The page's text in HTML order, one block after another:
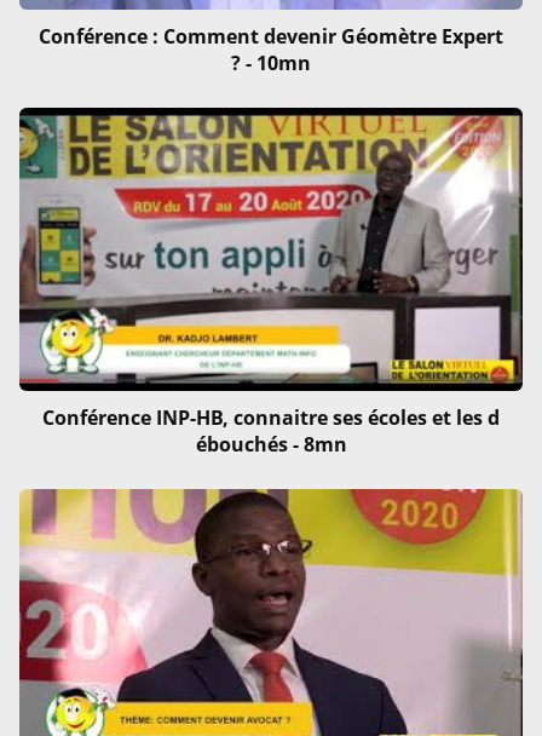
Conférence : Comment devenir Géomètre Expert
? - 10mn
Conférence INP-HB, connaitre ses écoles et les d
ébouchés - 8mn